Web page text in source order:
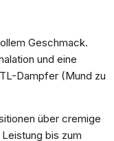
Geschmack.
und eine
Dampfer (Mund zu
über cremige
bis zum